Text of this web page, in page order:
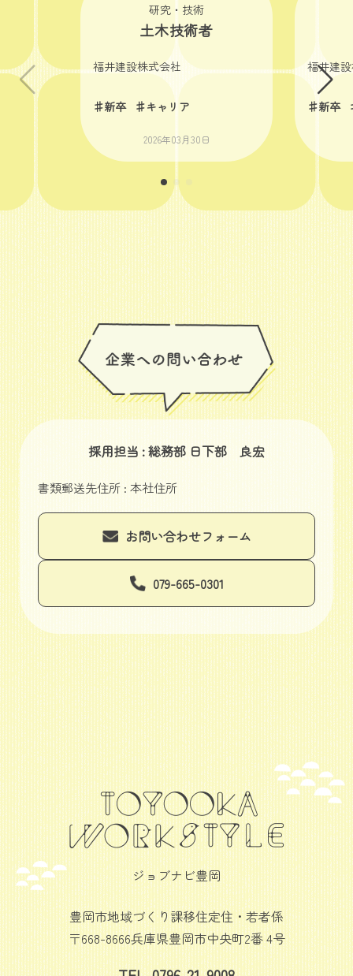
研究・技術
土木技術者
福井建設株式会社
♯新卒 ♯キャリア
2026年03月30日
福井建
♯新卒
採用担当 : 総務部 日下部 良宏
書類郵送先住所 : 本社住所
お問い合わせフォーム
079-665-0301
ジョブナビ豊岡
豊岡市地域づくり課移住定住・若者係
〒668-8666兵庫県豊岡市中央町2番 4号